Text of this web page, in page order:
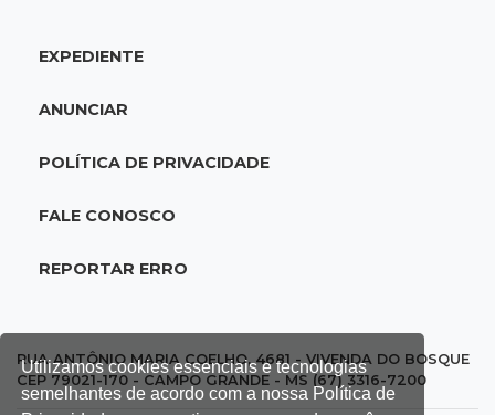
Utilizamos cookies essenciais e tecnologias
semelhantes de acordo com a nossa Política de
18:33Em 2022
adolescente atropelada no Amazonas
Palmeiras e Inter ficam no 0 a 0 pela 22ª
1% da população de pets na Capital
17:32 Arena Fonte Nova
EXPEDIENTE
ANUNCIAR
POLÍTICA DE PRIVACIDADE
FALE CONOSCO
REPORTAR ERRO
RUA ANTÔNIO MARIA COELHO, 4681 - VIVENDA DO BOSQUE
CEP 79021-170 - CAMPO GRANDE - MS (67) 3316-7200